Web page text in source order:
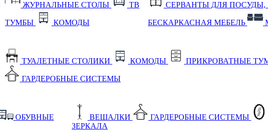
ЖУРНАЛЬНЫЕ СТОЛЫ ТВ
ТУМБЫ КОМОДЫ
СЕРВАНТЫ ДЛЯ
БЕСКАРКАСНАЯ МЕБЕЛЬ
ТУАЛЕТНЫЕ СТОЛИКИ КОМОДЫ ПРИКРОВАТНЫЕ
ГАРДЕРОБНЫЕ СИСТЕМЫ
ОБУВНЫЕ
ВЕШАЛКИ
ГАРДЕРОБНЫЕ СИСТЕМЫ
ЗЕРКАЛА